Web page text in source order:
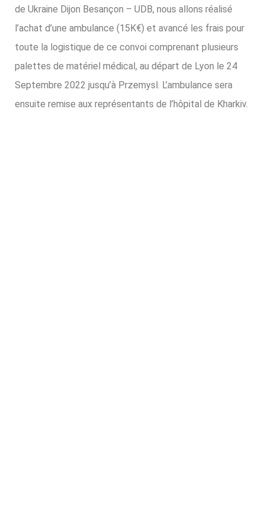
de Ukraine Dijon Besançon – UDB, nous allons réalisé
l’achat d’une ambulance (15K€) et avancé les frais pour
toute la logistique de ce convoi comprenant plusieurs
palettes de matériel médical, au départ de Lyon le 24
Septembre 2022 jusqu’à Przemysl. L’ambulance sera
ensuite remise aux représentants de l’hôpital de Kharkiv.